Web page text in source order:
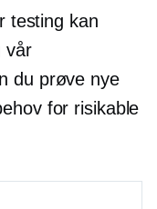
testing kan
vår
du prøve nye
for risikable